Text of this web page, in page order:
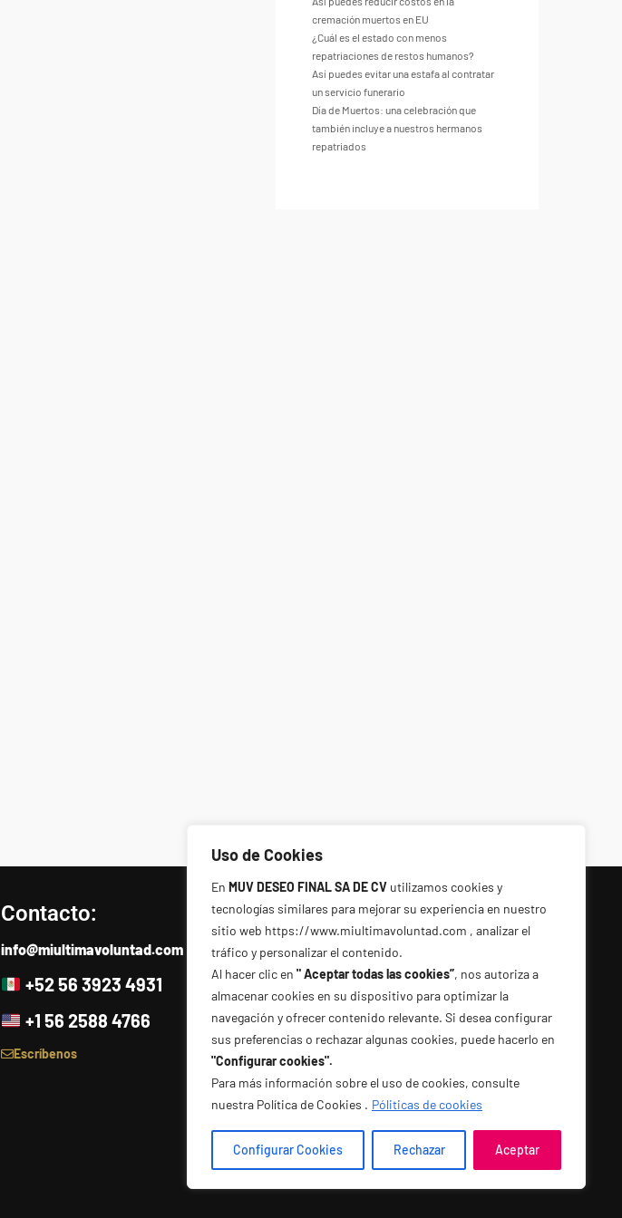
Uso de Cookies
En MUV DESEO FINAL SA DE CV utilizamos cookies y
tecnologías similares para mejorar su experiencia en nuestro
sitio web https://www.miultimavoluntad.com , analizar el
tráfico y personalizar el contenido.
Al hacer clic en " Aceptar todas las cookies”, nos autoriza a
almacenar cookies en su dispositivo para optimizar la
navegación y ofrecer contenido relevante. Si desea configurar
sus preferencias o rechazar algunas cookies, puede hacerlo en
"Configurar cookies".
Para más información sobre el uso de cookies, consulte
nuestra Política de Cookies . Póliticas de cookies
Configurar Cookies Rechazar Aceptar
cremación muertos en EU
¿Cuál es el estado con menos
repatriaciones de restos humanos?
Así puedes evitar una estafa al contratar
un servicio funerario
Día de Muertos: una celebración que
también incluye a nuestros hermanos
repatriados
Contacto:
info@miultimavoluntad.com
+52 56 3923 4931
+1 56 2588 4766
Escríbenos
Directorio:
Términos y condiciones
Aviso Legal y Términos de Uso
Cookie policy
Política de Privacidad
Sala de prensa
Presentación corporativa